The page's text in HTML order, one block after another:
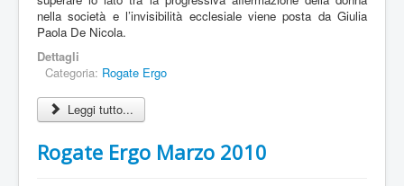
e
:
/
nella società e l’invisibilità ecclesiale viene posta da Giulia
Paola De Nicola.
Dettagli
Categoria: Rogate Ergo
Leggi tutto...
Rogate Ergo Marzo 2010